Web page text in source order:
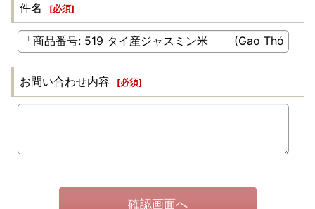
件名 [必須]
お問い合わせ内容 [必須]
確認画面へ